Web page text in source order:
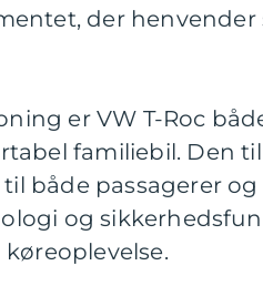
der henvender
er VW T-Roc
familiebil. Den
både passagerer og
og